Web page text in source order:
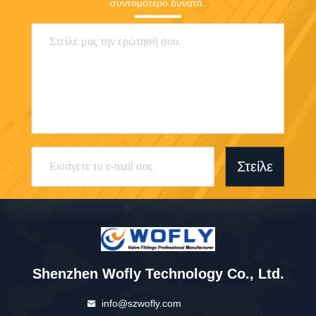
συντομότερο δυνατό.
Στείλε
Shenzhen Wofly Technology Co., Ltd.
info@szwofly.com